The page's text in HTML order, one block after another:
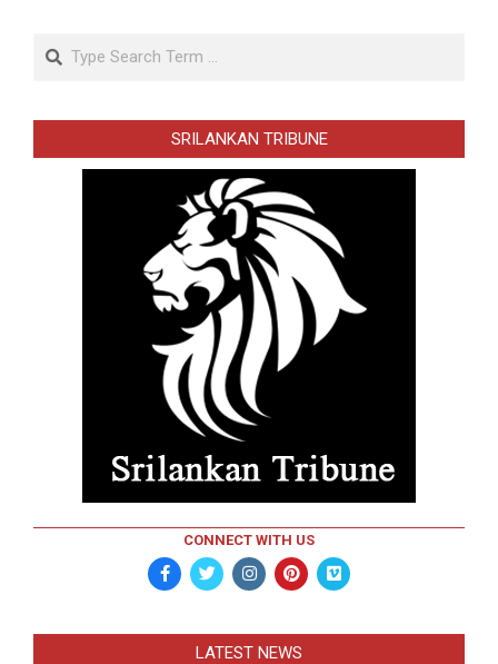
Search
SRILANKAN TRIBUNE
CONNECT WITH US
LATEST NEWS